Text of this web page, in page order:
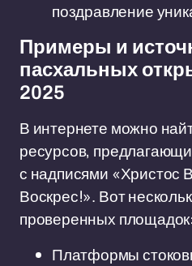
поздравление
Примеры и
пасхальных
2025
В интернете можно
ресурсов,
с надписями «Христос
Воскрес!». Вот
проверенных площадок:
Платформы